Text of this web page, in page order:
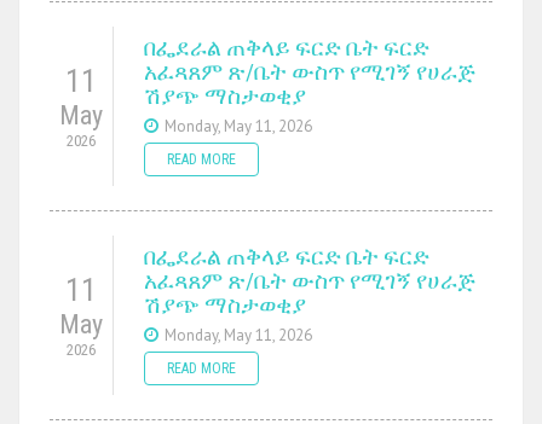
11
May
2026
በፌደራል ጠቅላይ ፍርድ ቤት ፍርድ
አፈጻጸም ጽ/ቤት ውስጥ የሚገኝ የሀራጅ
ሽያጭ ማስታወቂያ
Monday, May 11, 2026
READ MORE
11
May
2026
በፌደራል ጠቅላይ ፍርድ ቤት ፍርድ
አፈጻጸም ጽ/ቤት ውስጥ የሚገኝ የሀራጅ
ሽያጭ ማስታወቂያ
Monday, May 11, 2026
READ MORE